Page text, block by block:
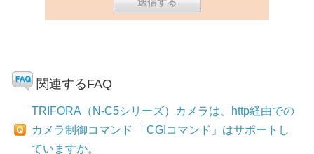
関連するFAQ
TRIFORA（N-C5シリーズ）カメラは、http経由での
カメラ制御コマンド 「CGIコマンド」はサポートし
ていますか。